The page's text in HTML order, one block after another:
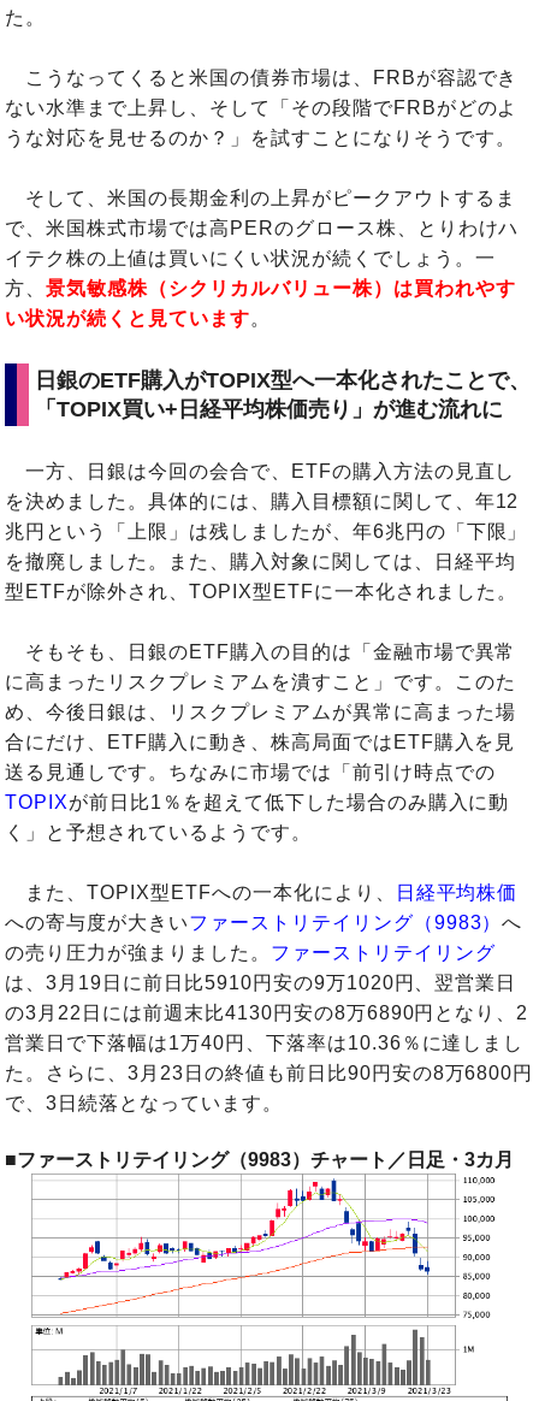
た。
こうなってくると米国の債券市場は、FRBが容認でき
ない水準まで上昇し、そして「その段階でFRBがどのよ
うな対応を見せるのか？」を試すことになりそうです。
そして、米国の長期金利の上昇がピークアウトするま
で、米国株式市場では高PERのグロース株、とりわけハ
イテク株の上値は買いにくい状況が続くでしょう。一
方、景気敏感株（シクリカルバリュー株）は買われやす
い状況が続くと見ています。
日銀のETF購入がTOPIX型へ一本化されたことで、
「TOPIX買い+日経平均株価売り」が進む流れに
一方、日銀は今回の会合で、ETFの購入方法の見直し
を決めました。具体的には、購入目標額に関して、年12
兆円という「上限」は残しましたが、年6兆円の「下限」
を撤廃しました。また、購入対象に関しては、日経平均
型ETFが除外され、TOPIX型ETFに一本化されました。
そもそも、日銀のETF購入の目的は「金融市場で異常
に高まったリスクプレミアムを潰すこと」です。このた
め、今後日銀は、リスクプレミアムが異常に高まった場
合にだけ、ETF購入に動き、株高局面ではETF購入を見
送る見通しです。ちなみに市場では「前引け時点での
TOPIXが前日比1％を超えて低下した場合のみ購入に動
く」と予想されているようです。
また、TOPIX型ETFへの一本化により、
日経平均株価
への寄与度が大きいファーストリテイリング（9983）へ
の売り圧力が強まりました。 ファーストリテイリング
は、3月19日に前日比5910円安の9万1020円、翌営業日
の3月22日には前週末比4130円安の8万6890円となり、2
営業日で下落幅は1万40円、下落率は10.36％に達しまし
た。さらに、3月23日の終値も前日比90円安の8万6800円
で、3日続落となっています。
■ファーストリテイリング（9983）チャート／日足・3カ月